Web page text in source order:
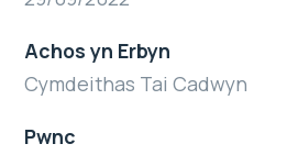
Achos yn Erbyn
Cymdeithas Tai Cadwyn
Pwnc